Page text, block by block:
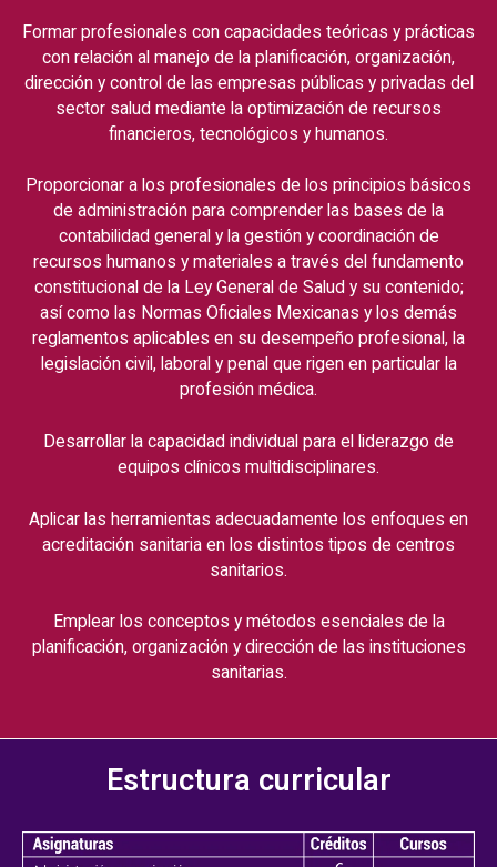
Formar profesionales con capacidades teóricas y prácticas
con relación al manejo de la planificación, organización,
dirección y control de las empresas públicas y privadas del
sector salud mediante la optimización de recursos
financieros, tecnológicos y humanos.
Proporcionar a los profesionales de los principios básicos
de administración para comprender las bases de la
contabilidad general y la gestión y coordinación de
recursos humanos y materiales a través del fundamento
constitucional de la Ley General de Salud y su contenido;
así como las Normas Oficiales Mexicanas y los demás
reglamentos aplicables en su desempeño profesional, la
legislación civil, laboral y penal que rigen en particular la
profesión médica.
Desarrollar la capacidad individual para el liderazgo de
equipos clínicos multidisciplinares.
Aplicar las herramientas adecuadamente los enfoques en
acreditación sanitaria en los distintos tipos de centros
sanitarios.
Emplear los conceptos y métodos esenciales de la
planificación, organización y dirección de las instituciones
sanitarias.
Estructura curricular